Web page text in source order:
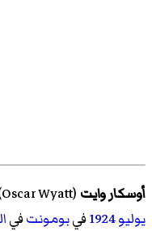
أوسكار وايت (
Oscar Wyatt
يوليو1924فيبومونتفي